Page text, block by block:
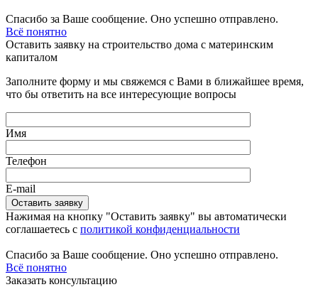
Спасибо за Ваше сообщение. Оно успешно отправлено.
Всё понятно
Оставить заявку на строительство дома с материнским
капиталом
Заполните форму и мы свяжемся с Вами в ближайшее время,
что бы ответить на все интересующие вопросы
Имя
Телефон
E-mail
Нажимая на кнопку "Оставить заявку" вы автоматически
соглашаетесь с политикой конфиденциальности
Спасибо за Ваше сообщение. Оно успешно отправлено.
Всё понятно
Заказать консультацию